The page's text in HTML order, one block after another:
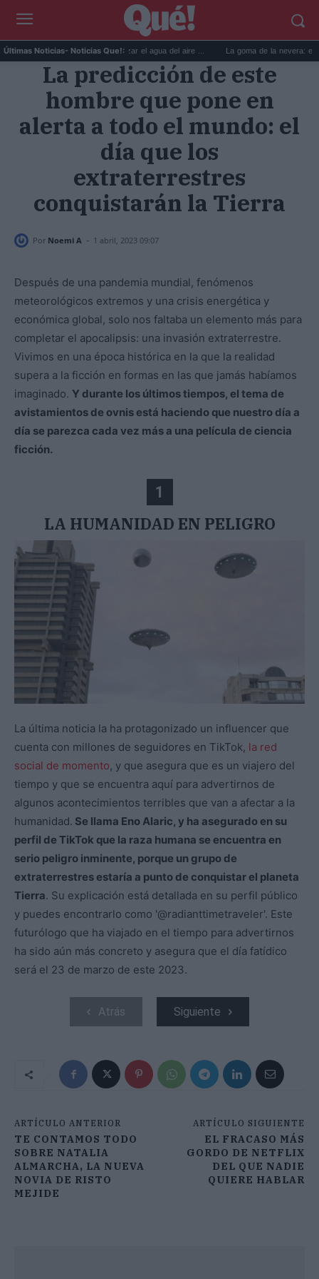
Últimas Noticias- Noticias Que!:
6 usos prácticos para reutilizar el agua del aire ... La goma de la nevera: el
La predicción de este
hombre que pone en
alerta a todo el mundo: el
día que los
extraterrestres
conquistarán la Tierra
Por Noemi A - 1 abril, 2023 09:07
Después de una pandemia mundial, fenómenos
meteorológicos extremos y una crisis energética y
económica global, solo nos faltaba un elemento más para
completar el apocalipsis: una invasión extraterrestre.
Vivimos en una época histórica en la que la realidad
supera a la ficción en formas en las que jamás habíamos
imaginado. Y durante los últimos tiempos, el tema de
avistamientos de ovnis está haciendo que nuestro día a
día se parezca cada vez más a una película de ciencia
ficción.
1
LA HUMANIDAD EN PELIGRO
La última noticia la ha protagonizado un influencer que
cuenta con millones de seguidores en TikTok, la red
social de momento, y que asegura que es un viajero del
tiempo y que se encuentra aquí para advertirnos de
algunos acontecimientos terribles que van a afectar a la
humanidad. Se llama Eno Alaric, y ha asegurado en su
perfil de TikTok que la raza humana se encuentra en
serio peligro inminente, porque un grupo de
extraterrestres estaría a punto de conquistar el planeta
Tierra. Su explicación está detallada en su perfil público
y puedes encontrarlo como '@radianttimetraveler'. Este
futurólogo que ha viajado en el tiempo para advertirnos
ha sido aún más concreto y asegura que el día fatídico
será el 23 de marzo de este 2023.
Atrás Siguiente
ARTÍCULO ANTERIOR
TE CONTAMOS TODO
SOBRE NATALIA
ALMARCHA, LA NUEVA
NOVIA DE RISTO
MEJIDE
ARTÍCULO SIGUIENTE
EL FRACASO MÁS
GORDO DE NETFLIX
DEL QUE NADIE
QUIERE HABLAR